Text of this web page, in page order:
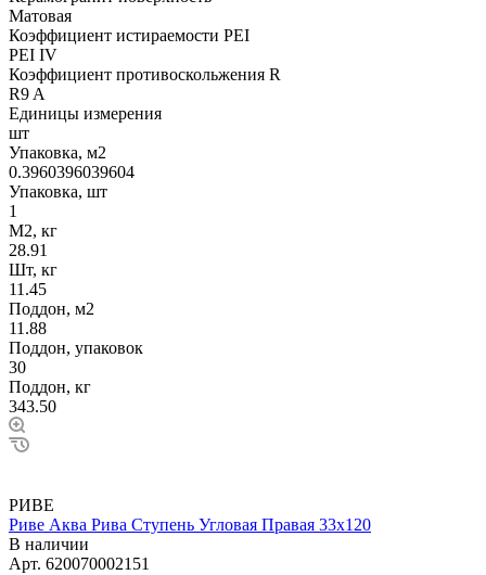
Матовая
Коэффициент истираемости PEI
PEI IV
Коэффициент противоскольжения R
R9 A
Единицы измерения
шт
Упаковка, м2
0.3960396039604
Упаковка, шт
1
М2, кг
28.91
Шт, кг
11.45
Поддон, м2
11.88
Поддон, упаковок
30
Поддон, кг
343.50
РИВЕ
Риве Аква Рива Ступень Угловая Правая 33х120
В наличии
Арт. 620070002151